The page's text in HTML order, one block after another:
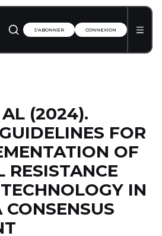
S'ABONNER CONNEXION
(2024).
FOR
OF
RESISTANCE
IN
CONSENSUS